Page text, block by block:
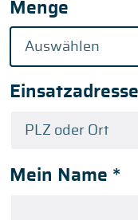
Menge
Einsatzadresse
Mein Name *